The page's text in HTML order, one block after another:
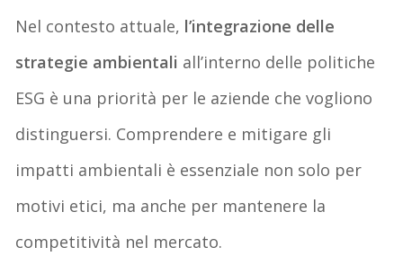
Nel contesto attuale, l’integrazione delle
strategie ambientali all’interno delle politiche
ESG è una priorità per le aziende che vogliono
distinguersi. Comprendere e mitigare gli
impatti ambientali è essenziale non solo per
motivi etici, ma anche per mantenere la
competitività nel mercato.